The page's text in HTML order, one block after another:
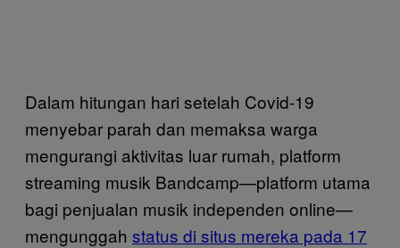
Dalam hitungan hari setelah Covid-19
menyebar parah dan memaksa warga
mengurangi aktivitas luar rumah, platform
streaming musik Bandcamp—platform utama
bagi penjualan musik independen online—
mengunggah status di situs mereka pada 17